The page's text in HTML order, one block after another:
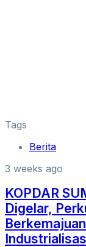
Tags
Berita
3 weeks ago
KOPDAR
Digelar,